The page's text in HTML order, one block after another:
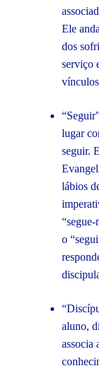
Ele
dos
serviço
lugar
seguir.
lábios
o
aluno,
associa